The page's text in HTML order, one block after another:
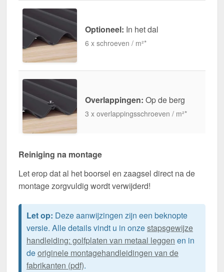
Optioneel: In het dal
6 x schroeven / m²*
Overlappingen: Op de berg
3 x overlappingsschroeven / m²*
Reiniging na montage
Let erop dat al het boorsel en zaagsel direct na de
montage zorgvuldig wordt verwijderd!
Let op: Deze aanwijzingen zijn een beknopte
versie. Alle details vindt u in onzestapsgewijze
handleiding: golfplaten van metaal leggen en in
deoriginele montagehandleidingen van de
fabrikanten (pdf).